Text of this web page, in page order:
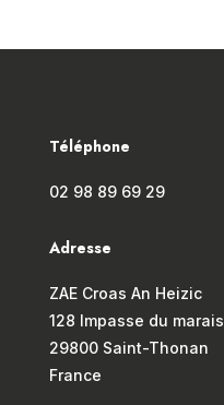
Téléphone
02 98 89 69 29
Adresse
ZAE Croas An Heizic
128 Impasse du marais
29800 Saint-Thonan
France